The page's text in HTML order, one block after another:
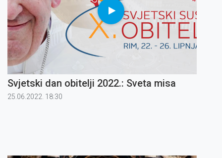
Svjetski dan obitelji 2022.: Sveta misa
25.06.2022. 18:30